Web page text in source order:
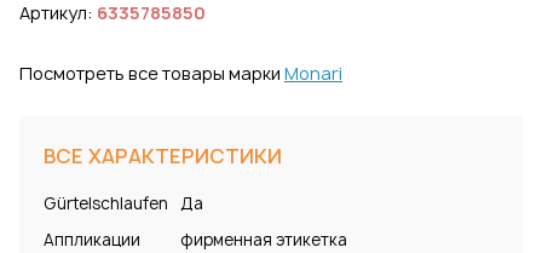
Артикул: 6335785850
Посмотреть все товары марки Monari
ВСЕ ХАРАКТЕРИСТИКИ
Gürtelschlaufen
Да
Аппликации
фирменная этикетка